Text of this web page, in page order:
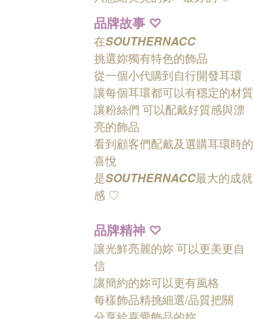
品牌故事 ♡
在SOUTHERNACC
挑選妳獨有特色的飾品
從一個小代購到自行開發耳環
讓每個耳環都可以有穩定的材質
讓粉絲們 可以配戴好質感與漂
亮的飾品
看到顧客們配戴及選購耳環時的
喜悅
是SOUTHERNACC最大的成就
感 ♡
品牌精神 ♡
讓光鮮亮麗的妳 可以更美更自
信
讓簡約的妳可以更有風格
每樣飾品精挑細選/品質把關